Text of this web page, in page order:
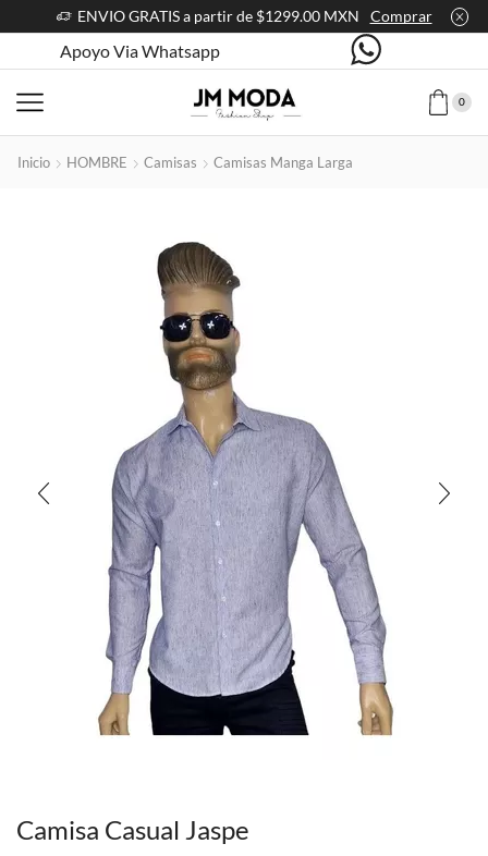
ENVIO GRATIS a partir de $1299.00 MXN Comprar
Apoyo Via Whatsapp
0
Inicio HOMBRE Camisas Camisas Manga Larga
Camisa Casual Jaspe